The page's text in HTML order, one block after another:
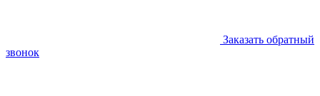
Заказать обратный
звонок